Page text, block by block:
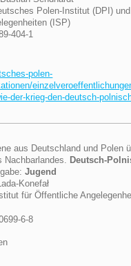
Polen-Institut (DPI)
(ISP)
404-1
polen-
der-krieg-den-deutsch-
aus Deutschland und Polen
Nachbarlandes. Deutsch-
Jugend
Konefał
für Öffentliche
6-8